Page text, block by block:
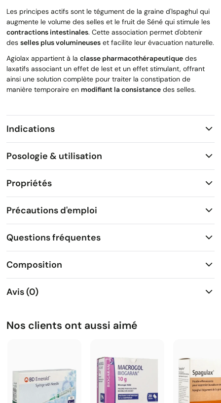
Les principes actifs sont le tégument de la graine d'Ispaghul qui
augmente le volume des selles et le fruit de Séné qui stimule les
contractions intestinales. Cette association permet d'obtenir
des selles plus volumineuses et facilite leur évacuation naturelle.
Agiolax appartient à la classe pharmacothérapeutique des
laxatifs associant un effet de lest et un effet stimulant, offrant
ainsi une solution complète pour traiter la constipation de
manière temporaire en modifiant la consistance des selles.
Indications
Posologie & utilisation
Propriétés
Précautions d'emploi
Questions fréquentes
Composition
Avis (0)
Nos clients ont aussi aimé